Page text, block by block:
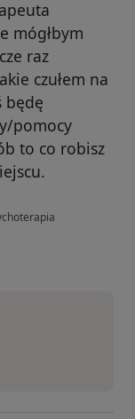
mógłbym
raz
czułem na
będę
pomocy
to co robisz